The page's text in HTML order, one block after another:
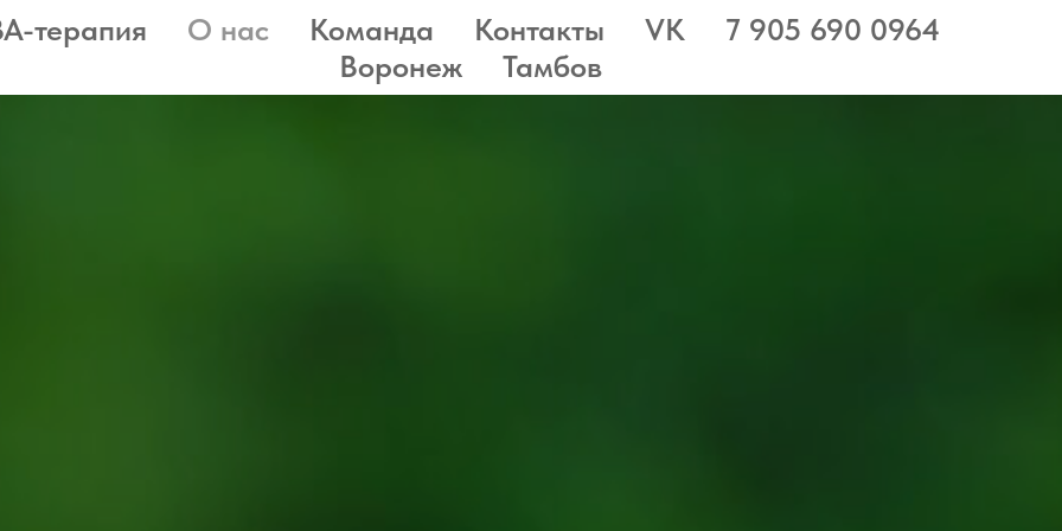
терапия О нас Команда Контакты VK
7 905 690 0964
Воронеж
Тамбов